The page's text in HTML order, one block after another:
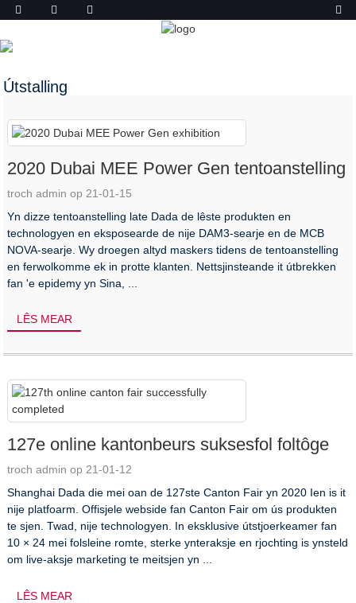
NIJS
Útstalling
2020 Dubai MEE Power Gen tentoanstelling
troch admin op 21-01-15
Yn dizze tentoanstelling late Dada de lêste produkten en
technologyen en eksposearde de nije DAM3-searje en de MCB
NOVA-searje. Wy droegen altyd maskers tidens de tentoanstelling
en ferwolkomme ek in protte klanten. Nettsjinsteande it útbrekken
fan 'e epidemy yn Sina, ...
LÊS MEAR
127e online kantonbeurs suksesfol foltôge
troch admin op 21-01-12
Shanghai Dada die mei oan de 127ste Canton Fair yn 2020 Ien is it
nije platfoarm. Offisjele webside fan Canton Fair om ús produkten
te sjen. Twad, nije technologyen. In eksklusive útstjoerkeamer fan
10 × 24 mei folsleine romte, sterke ynteraksje en rjochting is ynsteld
om live-aksje marketing te meitsjen yn ...
LÊS MEAR